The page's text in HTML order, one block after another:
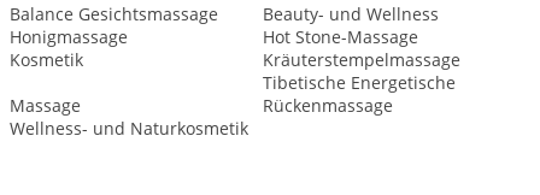
Balance Gesichtsmassage
Beauty- und Wellness
Honigmassage
Hot Stone-Massage
Kosmetik
Kräuterstempelmassage
Massage
Tibetische Energetische
Rückenmassage
Wellness- und Naturkosmetik